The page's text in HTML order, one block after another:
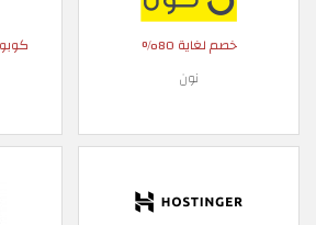
خصم لغاية 80%
نون